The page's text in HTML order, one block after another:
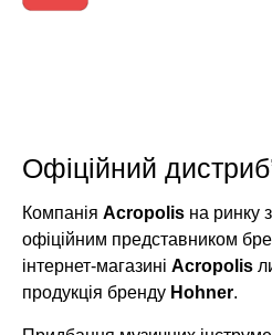
Офіційний
Компанія Acropolis на ринку
офіційним представником
інтернет-магазині Acropolis
продукція бренду Hohner.